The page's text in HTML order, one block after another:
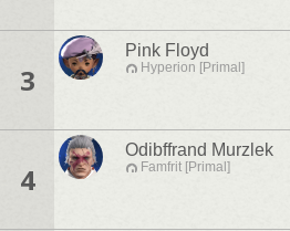
3
Pink Floyd
Hyperion [Primal]
4
Odibffrand Murzlek
Famfrit [Primal]